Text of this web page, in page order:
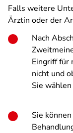
Falls weitere
Ärztin oder der
Nach
Eingriff für
nicht und
Sie
Sie